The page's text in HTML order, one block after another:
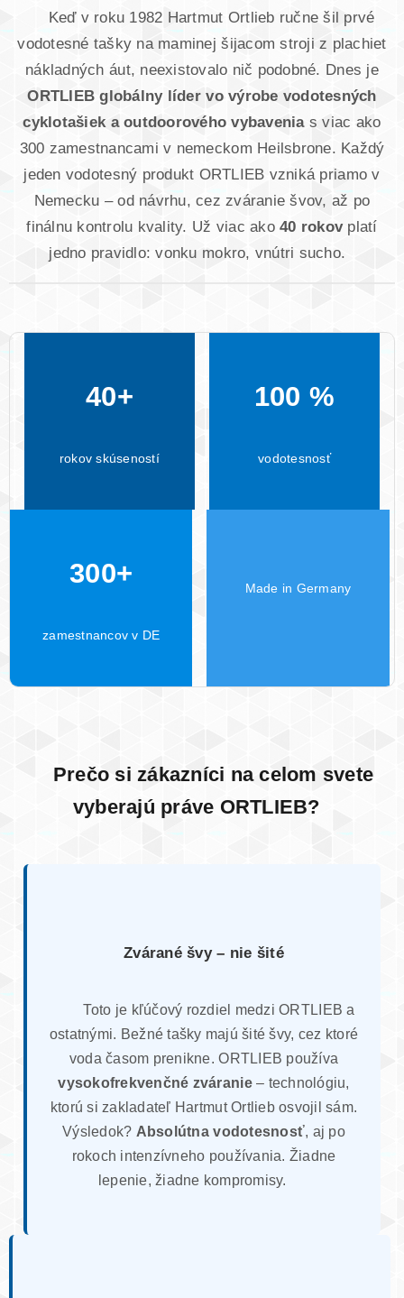
Keď v roku 1982 Hartmut Ortlieb ručne šil prvé
vodotesné tašky na maminej šijacom stroji z plachiet
nákladných áut, neexistovalo nič podobné. Dnes je
ORTLIEB globálny líder vo výrobe vodotesných
cyklotašiek a outdoorového vybavenias viac ako
300 zamestnancami v nemeckom Heilsbrone. Každý
jeden vodotesný produkt ORTLIEB vzniká priamo v
Nemecku – od návrhu, cez zváranie švov, až po
finálnu kontrolu kvality. Už viac ako40 rokovplatí
jedno pravidlo: vonku mokro, vnútri sucho.
40+
rokov skúseností
100 %
vodotesnosť
300+
zamestnancov v DE
Made in Germany
Prečo si zákazníci na celom svete
vyberajú práve ORTLIEB?
Zvárané švy – nie šité
Toto je kľúčový rozdiel medzi ORTLIEB a
ostatnými. Bežné tašky majú šité švy, cez ktoré
voda časom prenikne. ORTLIEB používa
vysokofrekvenčné zváranie– technológiu,
ktorú si zakladateľ Hartmut Ortlieb osvojil sám.
Výsledok? Absolútna vodotesnosť, aj po
rokoch intenzívneho používania. Žiadne
lepenie, žiadne kompromisy.